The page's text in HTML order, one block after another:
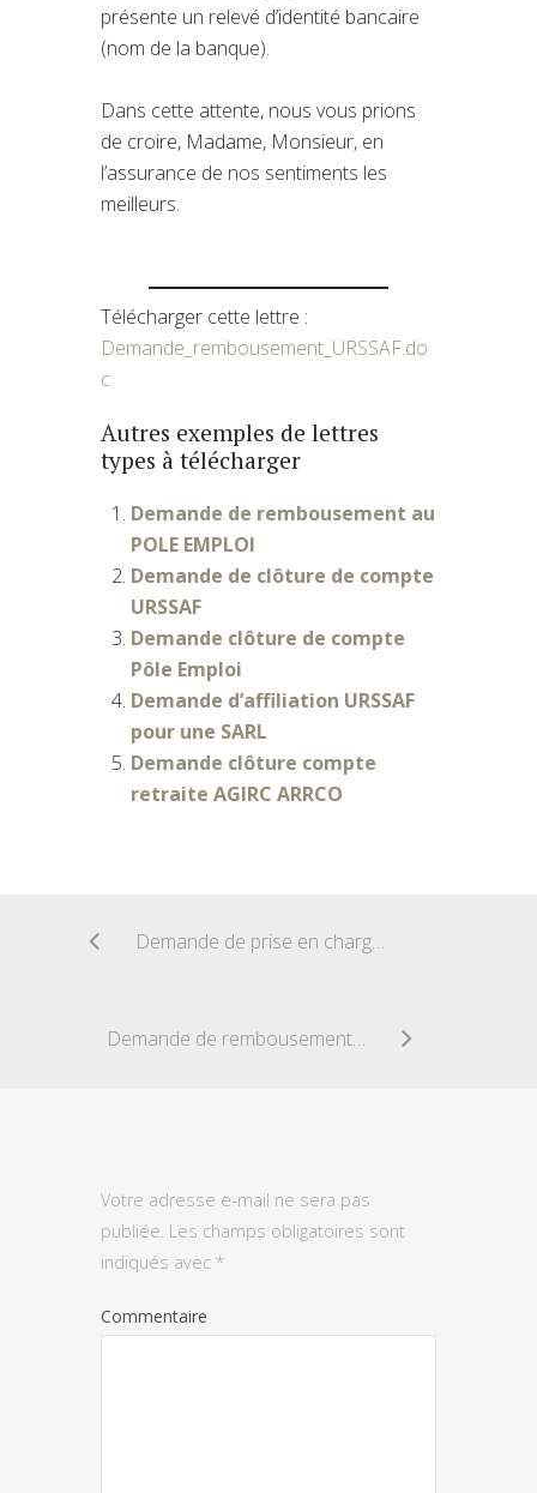
présente un relevé d’identité bancaire
(nom de la banque).
Dans cette attente, nous vous prions
de croire, Madame, Monsieur, en
l’assurance de nos sentiments les
meilleurs.
Télécharger cette lettre :
Demande_rembousement_URSSAF.do
c
Autres exemples de lettres
types à télécharger
Demande de rembousement au
POLE EMPLOI
Demande de clôture de compte
URSSAF
Demande clôture de compte
Pôle Emploi
Demande d’affiliation URSSAF
pour une SARL
Demande clôture compte
retraite AGIRC ARRCO
Demande de prise en charge d’un concubin
Demande de rembousement au POLE EMPLOI
Votre adresse e-mail ne sera pas
publiée. Les champs obligatoires sont
indiqués avec *
Commentaire